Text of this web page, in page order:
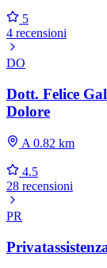
5
4 recensioni
DO
Dott. Felice
Dolore
A 0.82 km
4.5
28 recensioni
PR